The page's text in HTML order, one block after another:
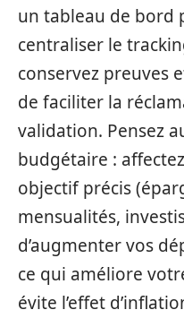
un tableau de bord
centraliser le
conservez preuves
de faciliter la
validation. Pensez
budgétaire :
objectif précis
mensualités,
d’augmenter vos
ce qui améliore
évite l’effet